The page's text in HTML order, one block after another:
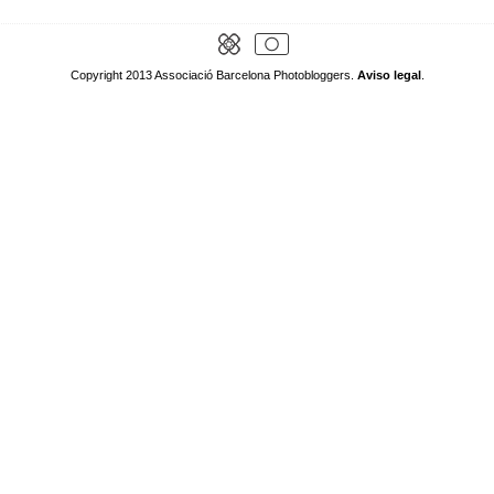
Copyright 2013 Associació Barcelona Photobloggers. Aviso legal.